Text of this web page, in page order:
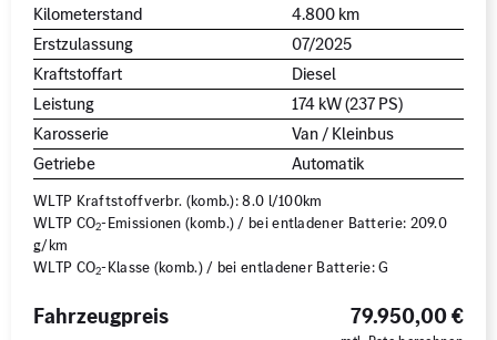
Kilometerstand
4.800 km
Erstzulassung
07/2025
Kraftstoffart
Diesel
Leistung
174 kW (237 PS)
Karosserie
Van / Kleinbus
Getriebe
Automatik
WLTP Kraftstoffverbr. (komb.): 8.0 l/100km
WLTP CO2-Emissionen (komb.) / bei entladener Batterie: 209.0
g/km
WLTP CO2-Klasse (komb.) / bei entladener Batterie: G
79.950,00 €
Fahrzeugpreis